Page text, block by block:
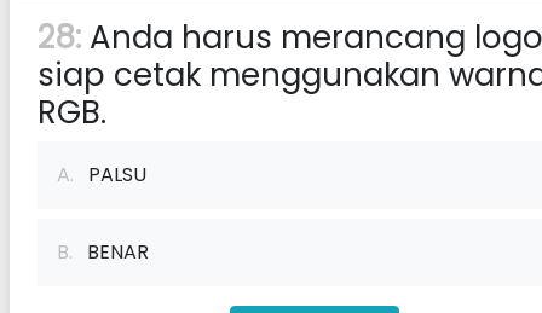
28: Anda harus merancang logo
siap cetak menggunakan
RGB.
A. PALSU
B. BENAR